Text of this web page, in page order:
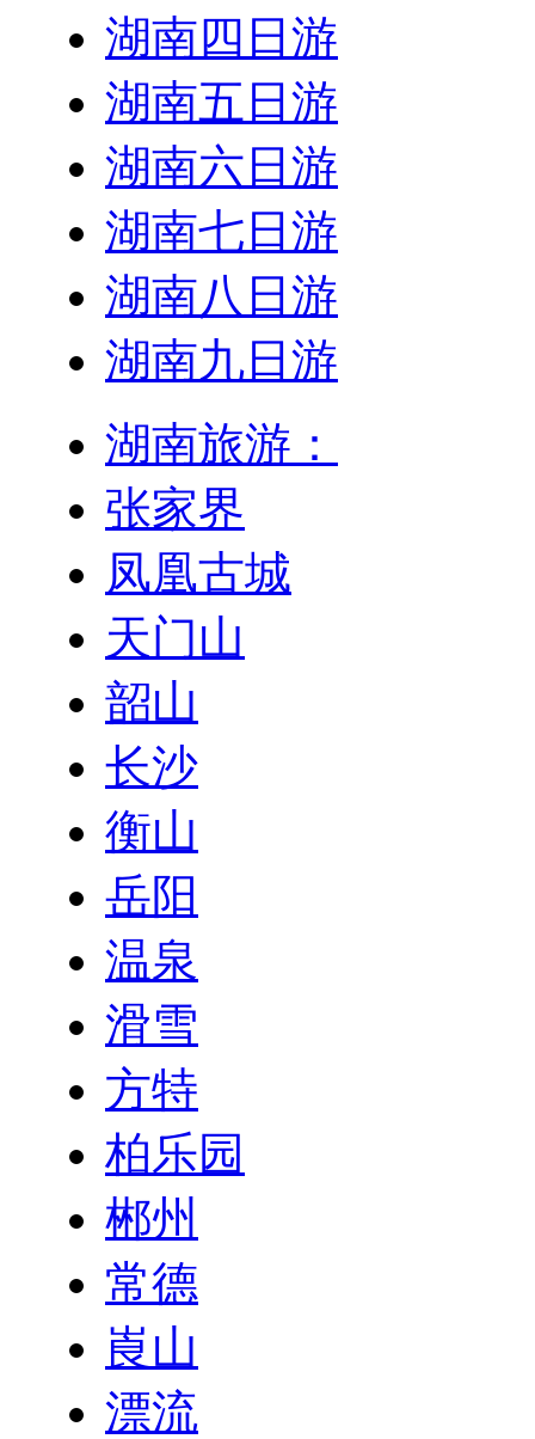
湖南四日游
湖南五日游
湖南六日游
湖南七日游
湖南八日游
湖南九日游
湖南旅游：
张家界
凤凰古城
天门山
韶山
长沙
衡山
岳阳
温泉
滑雪
方特
柏乐园
郴州
常德
崀山
漂流